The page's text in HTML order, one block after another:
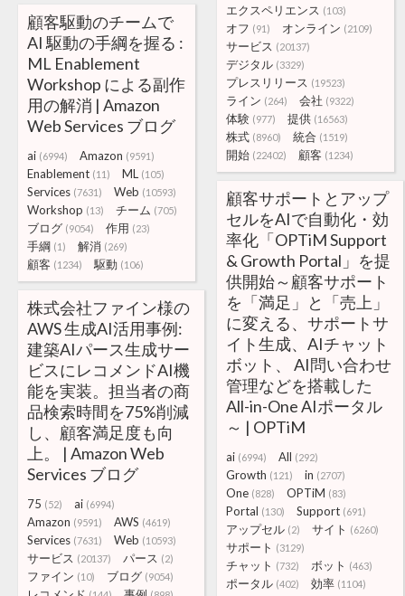
エクスペリエンス (103)
オフ (91) オンライン (2109)
サービス (20137)
デジタル (3329)
プレスリリース (19523)
ライン (264) 会社 (9322)
体験 (977) 提供 (16563)
株式 (8960) 統合 (1519)
開始 (22402) 顧客 (1234)
顧客駆動のチームで
AI 駆動の手綱を握る :
ML Enablement
Workshop による副作
用の解消 | Amazon
Web Services ブログ
ai (6994) Amazon (9591)
Enablement (11) ML (105)
Services (7631) Web (10593)
Workshop (13) チーム (705)
ブログ (9054) 作用 (23)
手綱 (1) 解消 (269)
顧客 (1234) 駆動 (106)
顧客サポートとアップ
セルをAIで自動化・効
率化「OPTiM Support
& Growth Portal」を提
供開始～顧客サポート
を「満足」と「売上」
に変える、サポートサ
イト生成、AIチャット
ボット、 AI問い合わせ
管理などを搭載した
All-in-One AIポータル
～ | OPTiM
ai (6994) All (292)
Growth (121) in (2707)
One (828) OPTiM (83)
Portal (130) Support (691)
アップセル (2) サイト (6260)
サポート (3129)
チャット (732) ボット (463)
ポータル (402) 効率 (1104)
株式会社ファイン様の
AWS 生成AI活用事例:
建築AIパース生成サー
ビスにレコメンドAI機
能を実装。担当者の商
品検索時間を75%削減
し、顧客満足度も向
上。 | Amazon Web
Services ブログ
75 (52) ai (6994)
Amazon (9591) AWS (4619)
Services (7631) Web (10593)
サービス (20137) パース (2)
ファイン (10) ブログ (9054)